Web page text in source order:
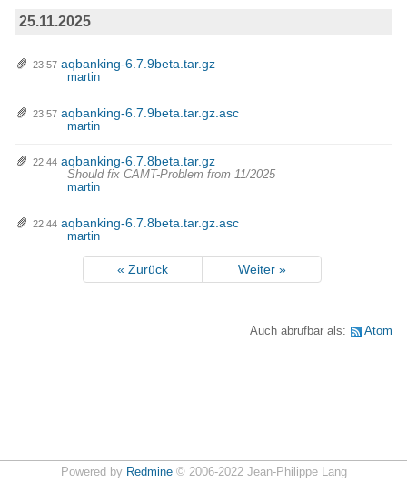
25.11.2025
23:57 aqbanking-6.7.9beta.tar.gz
martin
23:57 aqbanking-6.7.9beta.tar.gz.asc
martin
22:44 aqbanking-6.7.8beta.tar.gz
Should fix CAMT-Problem from 11/2025
martin
22:44 aqbanking-6.7.8beta.tar.gz.asc
martin
« Zurück Weiter »
Auch abrufbar als: Atom
Powered by Redmine© 2006-2022 Jean-Philippe Lang